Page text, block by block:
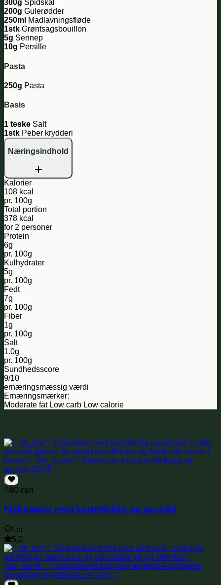
300g Spidskål
200g Gulerødder
250ml Madlavningsfløde
1stk Grøntsagsbouillon
5g Sennep
10g Persille
Pasta
250g Pasta
Basis
1 teske Salt
1stk Peber krydderi
Næringsindhold
Kalorier
108 kcal
pr. 100g
Total portion
378 kcal
for 2 personer
Protein
6g
pr. 100g
Kulhydrater
5g
pr. 100g
Fedt
7g
pr. 100g
Fiber
1g
pr. 100g
Salt
1.0g
pr. 100g
Sundhedsscore
9/10
ernæringsmæssig værdi
Ernæringsmærker:
Moderate fat Low carb Low calorie
80 min
Fisketærte med kartoffellåg og persille
Let
5,0